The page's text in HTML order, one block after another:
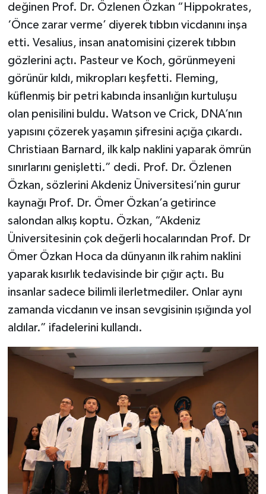
değinen Prof. Dr. Özlenen Özkan “Hippokrates,
‘Önce zarar verme’ diyerek tıbbın vicdanını inşa
etti. Vesalius, insan anatomisini çizerek tıbbın
gözlerini açtı. Pasteur ve Koch, görünmeyeni
görünür kıldı, mikropları keşfetti. Fleming,
küflenmiş bir petri kabında insanlığın kurtuluşu
olan penisilini buldu. Watson ve Crick, DNA’nın
yapısını çözerek yaşamın şifresini açığa çıkardı.
Christiaan Barnard, ilk kalp naklini yaparak ömrün
sınırlarını genişletti.” dedi. Prof. Dr. Özlenen
Özkan, sözlerini Akdeniz Üniversitesi’nin gurur
kaynağı Prof. Dr. Ömer Özkan’a getirince
salondan alkış koptu. Özkan, “Akdeniz
Üniversitesinin çok değerli hocalarından Prof. Dr
Ömer Özkan Hoca da dünyanın ilk rahim naklini
yaparak kısırlık tedavisinde bir çığır açtı. Bu
insanlar sadece bilimli ilerletmediler. Onlar aynı
zamanda vicdanın ve insan sevgisinin ışığında yol
aldılar.” ifadelerini kullandı.